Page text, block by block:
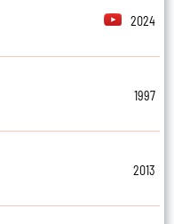
2024
1997
2013